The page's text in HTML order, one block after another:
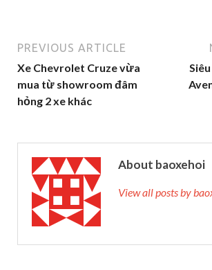
PREVIOUS ARTICLE
Xe Chevrolet Cruze vừa
mua từ showroom đâm
hỏng 2 xe khác
About baoxehoi
View all posts by